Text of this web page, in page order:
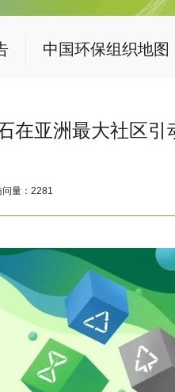
中国环保组织地图
在亚洲最大社区引
量：2281